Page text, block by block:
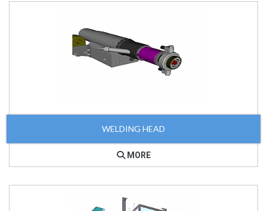
WELDING HEAD
MORE